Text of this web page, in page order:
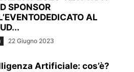
SPONSOR
AL
22 Giugno 2023
Artificiale: cos’è?